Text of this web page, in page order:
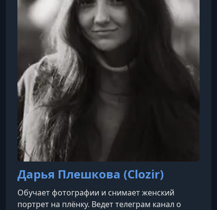
Дарья Плешкова (Clozir)
Обучает фотографии и снимает женский
портрет на плёнку. Ведет телеграм канал о